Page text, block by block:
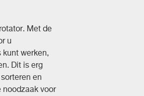
Met de
u
werken,
Dit is erg
en
voor